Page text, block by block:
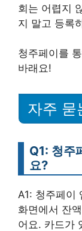
회는 어렵지
지 말고 등록
청주페이를
바래요!
자주 묻
Q1: 청주
요?
A1: 청주페이
화면에서 잔
어요. 카드가